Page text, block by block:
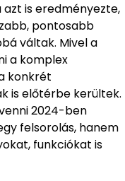
is eredményezte,
pontosabb
váltak. Mivel a
a komplex
konkrét
is előtérbe kerültek.
2024-ben
felsorolás, hanem
funkciókat is